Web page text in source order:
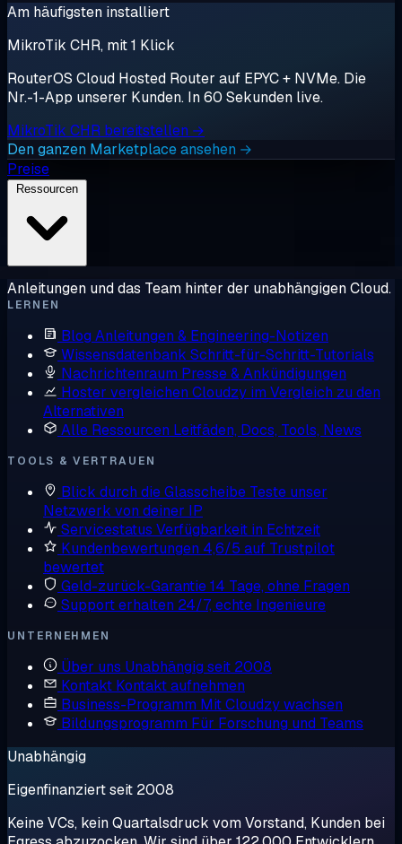
Am häufigsten installiert
MikroTik CHR, mit 1 Klick
RouterOS Cloud Hosted Router auf EPYC + NVMe. Die
Nr.-1-App unserer Kunden. In 60 Sekunden live.
MikroTik CHR bereitstellen →
Den ganzen Marketplace ansehen →
Preise
Anleitungen und das Team hinter der unabhängigen Cloud.
LERNEN
Blog Anleitungen & Engineering-Notizen
Wissensdatenbank Schritt-für-Schritt-Tutorials
Nachrichtenraum Presse & Ankündigungen
Hoster vergleichen Cloudzy im Vergleich zu den
Alternativen
Alle Ressourcen Leitfäden, Docs, Tools, News
TOOLS & VERTRAUEN
Blick durch die Glasscheibe Teste unser
Netzwerk von deiner IP
Servicestatus Verfügbarkeit in Echtzeit
Kundenbewertungen 4,6/5 auf Trustpilot
bewertet
Geld-zurück-Garantie14 Tage, ohne Fragen
Support erhalten 24/7, echte Ingenieure
UNTERNEHMEN
Über uns Unabhängig seit 2008
Kontakt Kontakt aufnehmen
Business-Programm Mit Cloudzy wachsen
Bildungsprogramm Für Forschung und Teams
Unabhängig
Eigenfinanziert seit 2008
Keine VCs, kein Quartalsdruck vom Vorstand, Kunden bei